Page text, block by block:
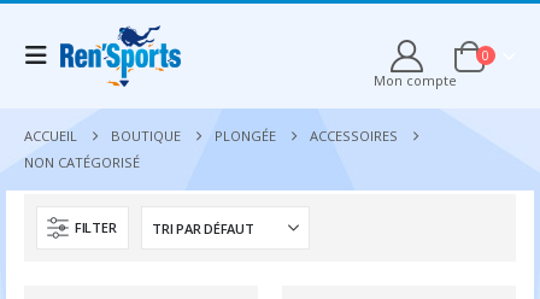
Mon compte
0
ACCUEIL BOUTIQUE PLONGÉE
ACCESSOIRES
NON CATÉGORISÉ
FILTER